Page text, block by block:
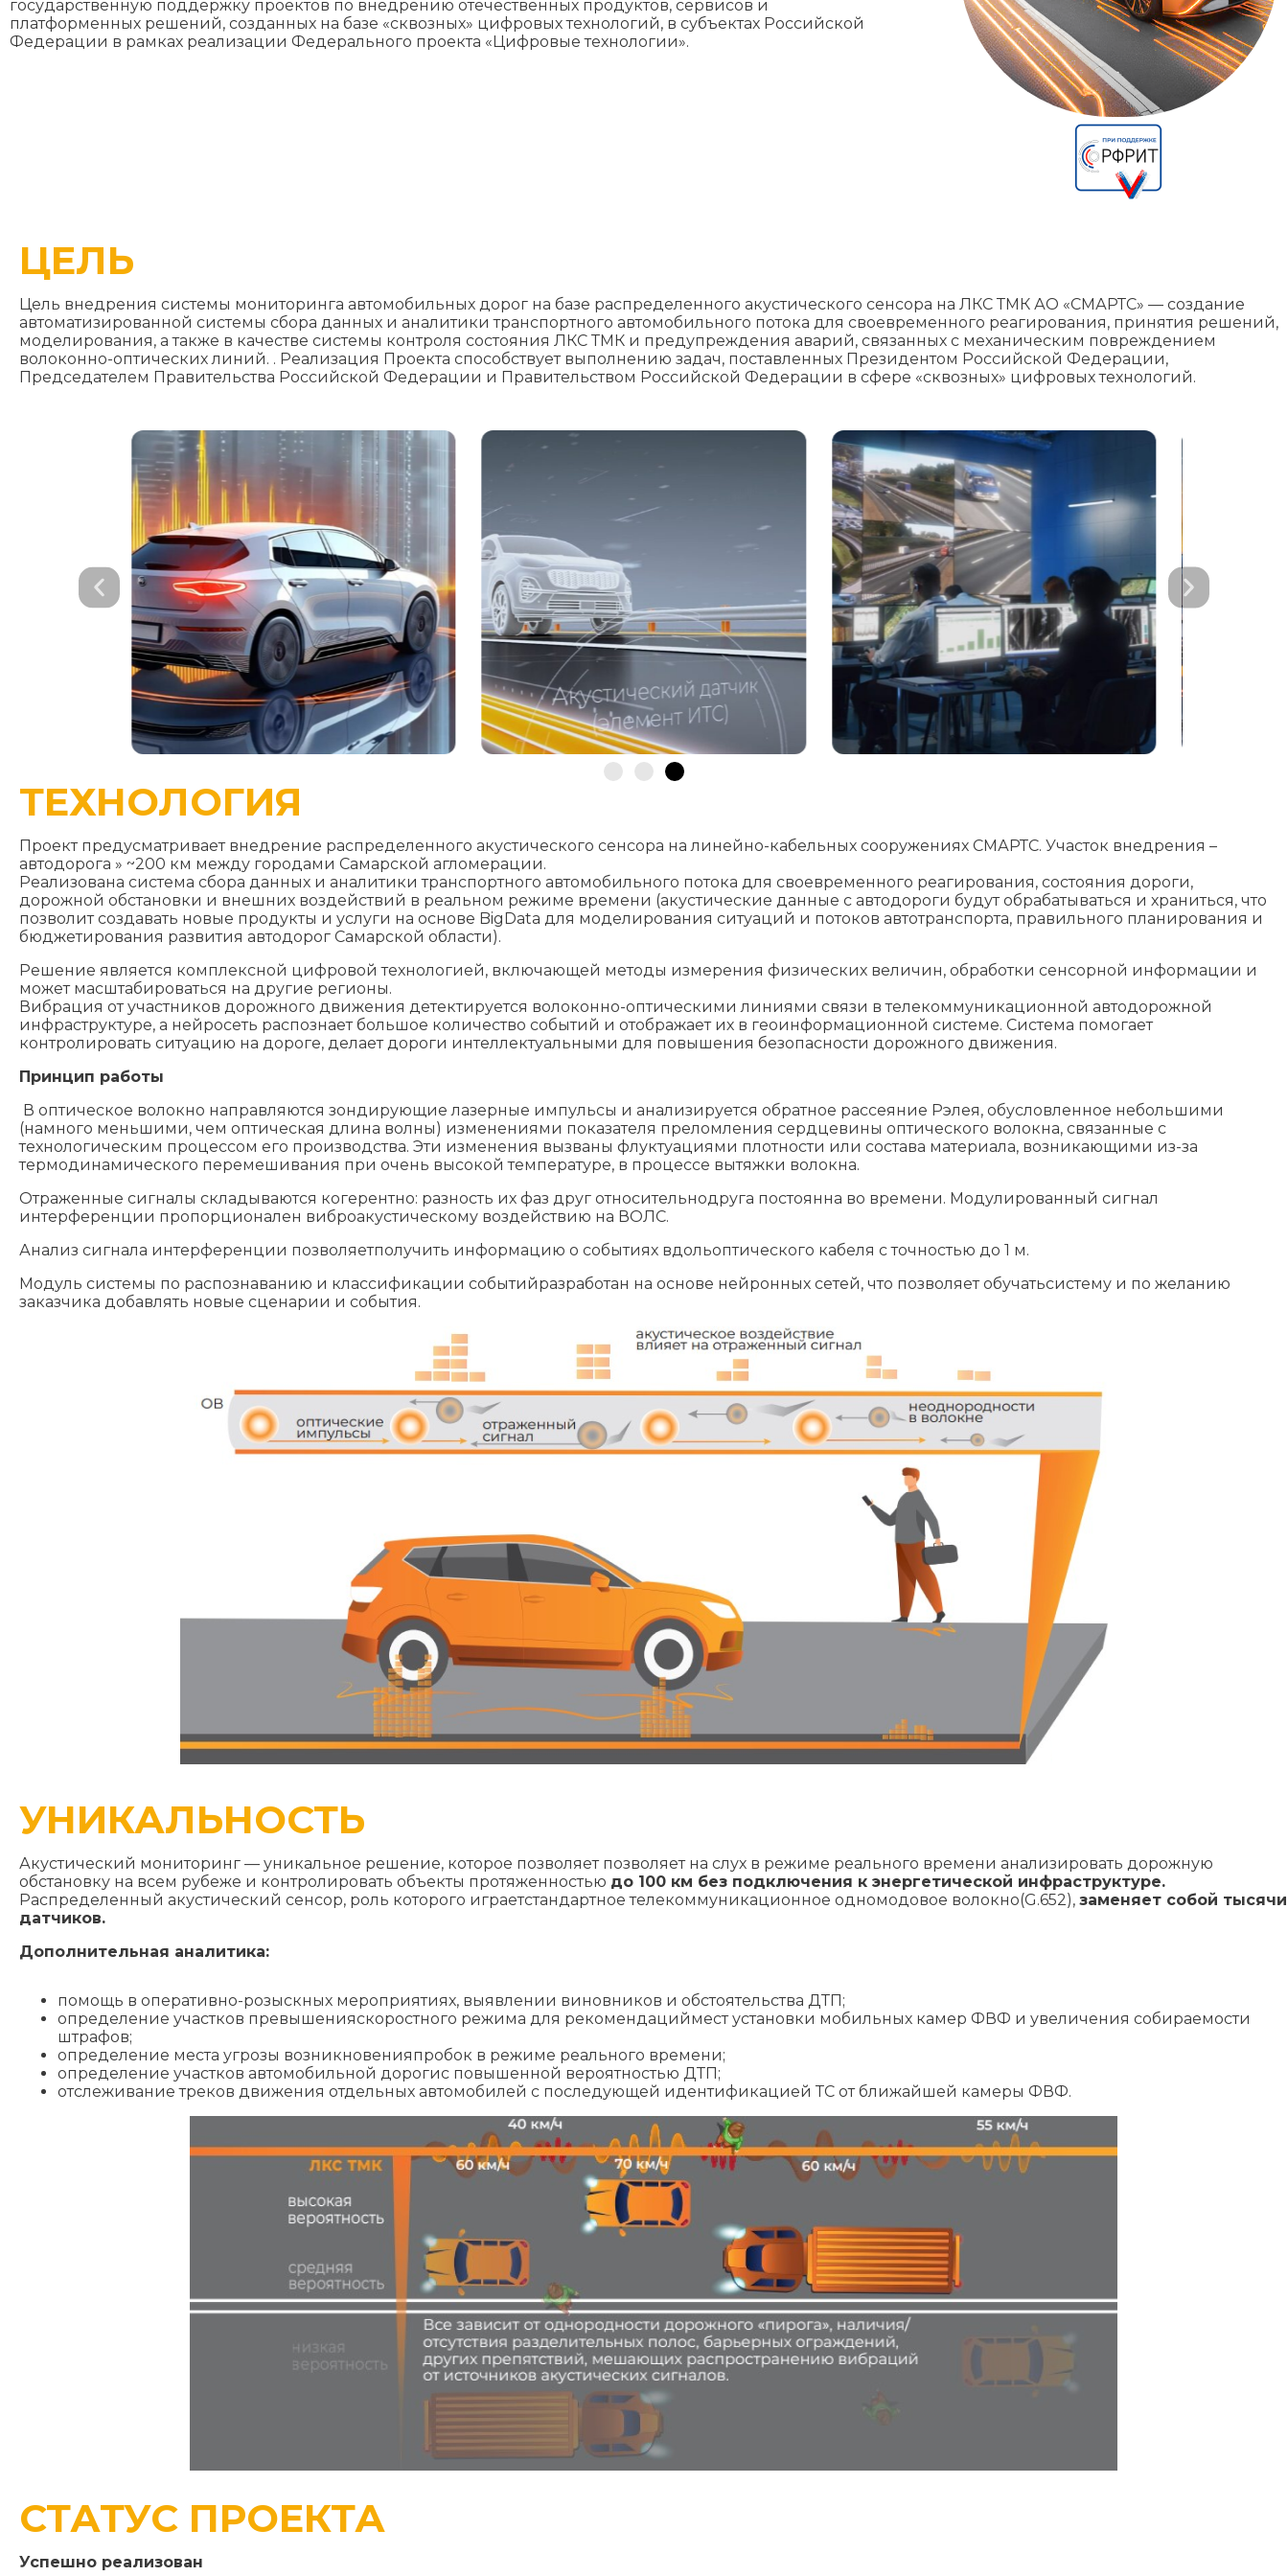
государственную поддержку проектов по внедрению отечественных продуктов, сервисов и
платформенных решений, созданных на базе «сквозных» цифровых технологий, в субъектах Российской
Федерации в рамках реализации Федерального проекта «Цифровые технологии».
ЦЕЛЬ
Цель внедрения системы мониторинга автомобильных дорог на базе распределенного акустического сенсора на ЛКС ТМК АО «СМАРТС» — создание
автоматизированной системы сбора данных и аналитики транспортного автомобильного потока для своевременного реагирования, принятия решений,
моделирования, а также в качестве системы контроля состояния ЛКС ТМК и предупреждения аварий, связанных с механическим повреждением
волоконно-оптических линий. . Реализация Проекта способствует выполнению задач, поставленных Президентом Российской Федерации,
Председателем Правительства Российской Федерации и Правительством Российской Федерации в сфере «сквозных» цифровых технологий.
ТЕХНОЛОГИЯ
Проект предусматривает внедрение распределенного акустического сенсора на линейно-кабельных сооружениях СМАРТС. Участок внедрения –
автодорога » ~200 км между городами Самарской агломерации.
Реализована система сбора данных и аналитики транспортного автомобильного потока для своевременного реагирования, состояния дороги,
дорожной обстановки и внешних воздействий в реальном режиме времени (акустические данные с автодороги будут обрабатываться и храниться, что
позволит создавать новые продукты и услуги на основе BigData для моделирования ситуаций и потоков автотранспорта, правильного планирования и
бюджетирования развития автодорог Самарской области).
Решение является комплексной цифровой технологией, включающей методы измерения физических величин, обработки сенсорной информации и
может масштабироваться на другие регионы.
Вибрация от участников дорожного движения детектируется волоконно-оптическими линиями связи в телекоммуникационной автодорожной
инфраструктуре, а нейросеть распознает большое количество событий и отображает их в геоинформационной системе. Система помогает
контролировать ситуацию на дороге, делает дороги интеллектуальными для повышения безопасности дорожного движения.
Принцип работы
В оптическое волокно направляются зондирующие лазерные импульсы и анализируется обратное рассеяние Рэлея, обусловленное небольшими
(намного меньшими, чем оптическая длина волны) изменениями показателя преломления сердцевины оптического волокна, связанные с
технологическим процессом его производства. Эти изменения вызваны флуктуациями плотности или состава материала, возникающими из-за
термодинамического перемешивания при очень высокой температуре, в процессе вытяжки волокна.
Отраженные сигналы складываются когерентно: разность их фаз друг относительнодруга постоянна во времени. Модулированный сигнал
интерференции пропорционален виброакустическому воздействию на ВОЛС.
Анализ сигнала интерференции позволяетполучить информацию о событиях вдольоптического кабеля с точностью до 1 м.
Модуль системы по распознаванию и классификации событийразработан на основе нейронных сетей, что позволяет обучатьсистему и по желанию
заказчика добавлять новые сценарии и события.
УНИКАЛЬНОСТЬ
Акустический мониторинг — уникальное решение, которое позволяет позволяет на слух в режиме реального времени анализировать дорожную
обстановку на всем рубеже и контролировать объекты протяженностью до 100 км без подключения к энергетической инфраструктуре.
Распределенный акустический сенсор, роль которого играетстандартное телекоммуникационное одномодовое волокно(G.652), заменяет собой тысячи
датчиков.
Дополнительная аналитика:
помощь в оперативно-розыскных мероприятиях, выявлении виновников и обстоятельства ДТП;
определение участков превышенияскоростного режима для рекомендациймест установки мобильных камер ФВФ и увеличения собираемости
штрафов;
определение места угрозы возникновенияпробок в режиме реального времени;
определение участков автомобильной дорогис повышенной вероятностью ДТП;
отслеживание треков движения отдельных автомобилей с последующей идентификацией ТС от ближайшей камеры ФВФ.
СТАТУС ПРОЕКТА
Успешно реализован